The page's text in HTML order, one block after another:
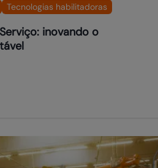
Tecnologias habilitadoras
inovando o